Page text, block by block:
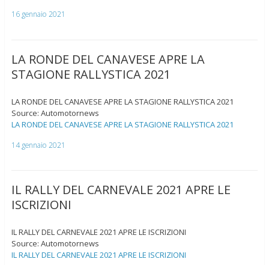
16 gennaio 2021
LA RONDE DEL CANAVESE APRE LA
STAGIONE RALLYSTICA 2021
LA RONDE DEL CANAVESE APRE LA STAGIONE RALLYSTICA 2021
Source: Automotornews
LA RONDE DEL CANAVESE APRE LA STAGIONE RALLYSTICA 2021
14 gennaio 2021
IL RALLY DEL CARNEVALE 2021 APRE LE
ISCRIZIONI
IL RALLY DEL CARNEVALE 2021 APRE LE ISCRIZIONI
Source: Automotornews
IL RALLY DEL CARNEVALE 2021 APRE LE ISCRIZIONI